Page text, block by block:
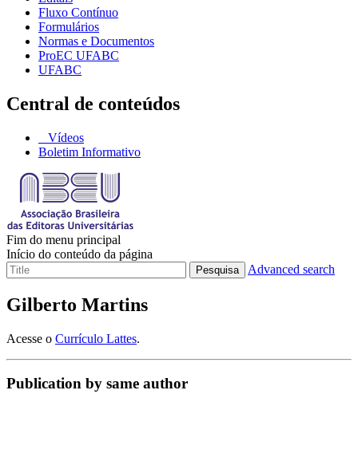
Fluxo Contínuo
Formulários
Normas e Documentos
ProEC UFABC
UFABC
Central de conteúdos
Vídeos
Boletim Informativo
Fim do menu principal
Início do conteúdo da página
Pesquisa Advanced search
Gilberto Martins
Acesse o Currículo Lattes.
Publication by same author